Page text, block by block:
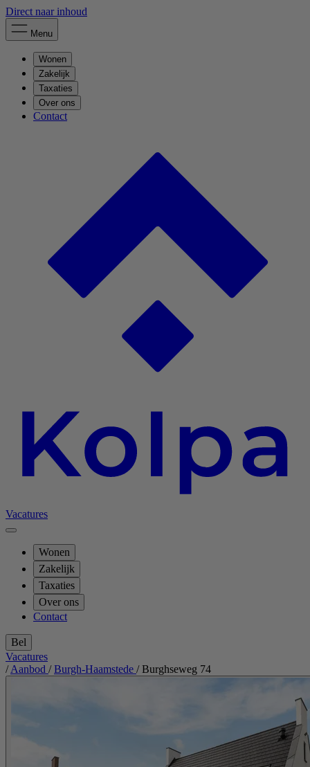
Direct naar inhoud
Menu
Wonen
Zakelijk
Taxaties
Over ons
Contact
Vacatures
Wonen
Zakelijk
Taxaties
Over ons
Contact
Bel
Vacatures
/ Aanbod / Burgh-Haamstede / Burghseweg 74